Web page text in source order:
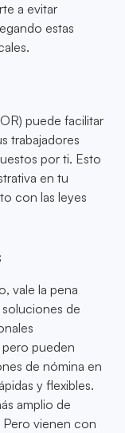
a evitar
estas
puede facilitar
trabajadores
por ti. Esto
en tu
con las leyes
vale la pena
de
pueden
de nómina en
y flexibles.
amplio de
Pero vienen con